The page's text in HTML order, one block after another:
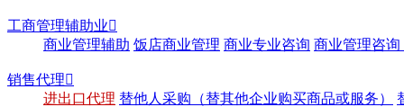
工商管理辅助业
商业管理辅助 饭店商业管理 商业专业咨询 商业管理咨询
销售代理
进出口代理 替他人采购（替其他企业购买商品或服务）